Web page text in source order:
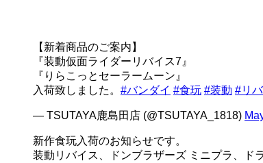
【新着商品のご案内】
『装動仮面ライダーリバイス7』
『りらこっとセーラームーン』
入荷致しました。 #バンダイ #食玩 #装動 #リ
— TSUTAYA鹿島田店 (@TSUTAYA_1818)
新作食玩入荷のお知らせです。
装動リバイス、ドンブラザーズ ミニプラ、ド